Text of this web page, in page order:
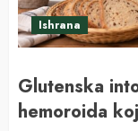
Ishrana
Glutenska
hemoroida